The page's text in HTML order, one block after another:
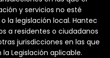
y servicios no esté
la legislación local. Hantec
a residentes o ciudadanos
jurisdicciones en las que
Legislación aplicable.